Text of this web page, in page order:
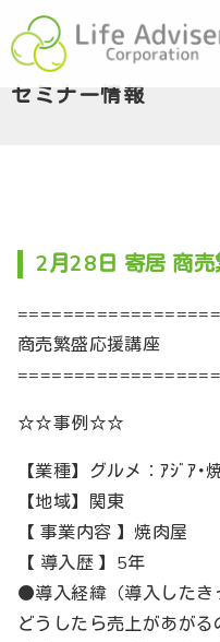
セミナー情報
2月28日 寄居 商
商売繁盛応援講座
☆☆事例☆☆
【業種】グルメ：ｱｼﾞｱ･
【地域】関東
【 事業内容 】焼肉屋
【 導入歴 】5年
●導入経緯（導入したき
どうしたら売上があが